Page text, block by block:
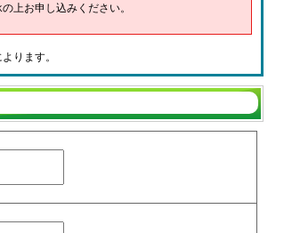
上お申し込みください。
ります。